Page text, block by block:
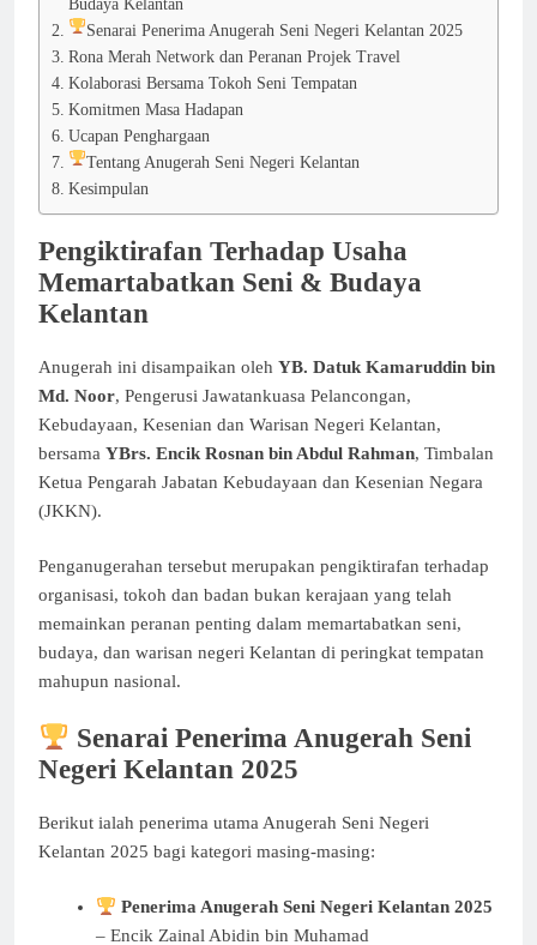
Budaya Kelantan
Senarai Penerima Anugerah Seni Negeri Kelantan 2025
Rona Merah Network dan Peranan Projek Travel
Kolaborasi Bersama Tokoh Seni Tempatan
Komitmen Masa Hadapan
Ucapan Penghargaan
Tentang Anugerah Seni Negeri Kelantan
Kesimpulan
Pengiktirafan Terhadap Usaha
Memartabatkan Seni & Budaya
Kelantan
Anugerah ini disampaikan oleh YB. Datuk Kamaruddin bin
Md. Noor, Pengerusi Jawatankuasa Pelancongan,
Kebudayaan, Kesenian dan Warisan Negeri Kelantan,
bersama YBrs. Encik Rosnan bin Abdul Rahman, Timbalan
Ketua Pengarah Jabatan Kebudayaan dan Kesenian Negara
(JKKN).
Penganugerahan tersebut merupakan pengiktirafan terhadap
organisasi, tokoh dan badan bukan kerajaan yang telah
memainkan peranan penting dalam memartabatkan seni,
budaya, dan warisan negeri Kelantan di peringkat tempatan
mahupun nasional.
Senarai Penerima Anugerah Seni
Negeri Kelantan 2025
Berikut ialah penerima utama Anugerah Seni Negeri
Kelantan 2025 bagi kategori masing-masing:
Penerima Anugerah Seni Negeri Kelantan 2025
– Encik Zainal Abidin bin Muhamad